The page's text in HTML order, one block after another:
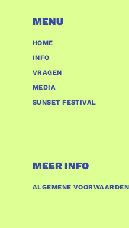
MENU
HOME
INFO
VRAGEN
MEDIA
SUNSET FESTIVAL
MEER INFO
ALGEMENE VOORWAARDEN